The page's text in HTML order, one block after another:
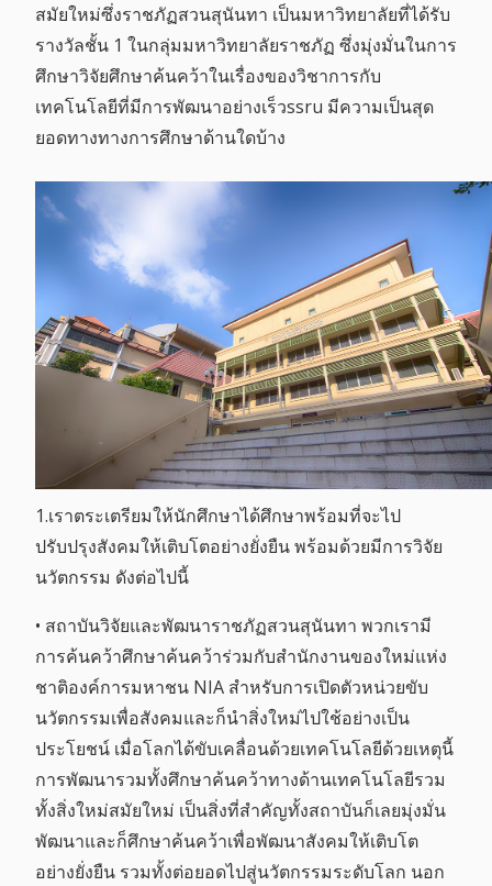
สมัยใหม่ซึ่งราชภัฏสวนสุนันทา เป็นมหาวิทยาลัยที่ได้รับ
รางวัลชั้น 1 ในกลุ่มมหาวิทยาลัยราชภัฏ ซึ่งมุ่งมั่นในการ
ศึกษาวิจัยศึกษาค้นคว้าในเรื่องของวิชาการกับ
เทคโนโลยีที่มีการพัฒนาอย่างเร็วssru มีความเป็นสุด
ยอดทางทางการศึกษาด้านใดบ้าง
1.เราตระเตรียมให้นักศึกษาได้ศึกษาพร้อมที่จะไป
ปรับปรุงสังคมให้เติบโตอย่างยั่งยืน พร้อมด้วยมีการวิจัย
นวัตกรรม ดังต่อไปนี้
• สถาบันวิจัยและพัฒนาราชภัฏสวนสุนันทา พวกเรามี
การค้นคว้าศึกษาค้นคว้าร่วมกับสำนักงานของใหม่แห่ง
ชาติองค์การมหาชน NIA สำหรับการเปิดตัวหน่วยขับ
นวัตกรรมเพื่อสังคมและก็นำสิ่งใหม่ไปใช้อย่างเป็น
ประโยชน์ เมื่อโลกได้ขับเคลื่อนด้วยเทคโนโลยีด้วยเหตุนี้
การพัฒนารวมทั้งศึกษาค้นคว้าทางด้านเทคโนโลยีรวม
ทั้งสิ่งใหม่สมัยใหม่ เป็นสิ่งที่สำคัญทั้งสถาบันก็เลยมุ่งมั่น
พัฒนาและก็ศึกษาค้นคว้าเพื่อพัฒนาสังคมให้เติบโต
อย่างยั่งยืน รวมทั้งต่อยอดไปสู่นวัตกรรมระดับโลก นอก